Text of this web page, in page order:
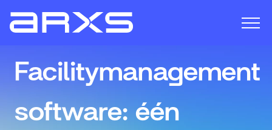
Facilitymanagement
software: één